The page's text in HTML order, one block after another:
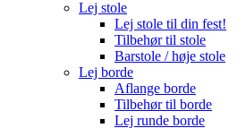
Lej stole
Lej stole til din fest!
Tilbehør til stole
Barstole / høje stole
Lej borde
Aflange borde
Tilbehør til borde
Lej runde borde